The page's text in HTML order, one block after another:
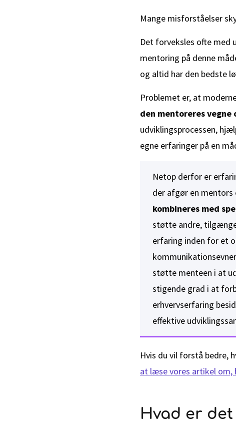
Mange misforståelser
Det forveksles ofte med
mentoring på denne
og altid har den bedste
Problemet er, at
den mentoreres
udviklingsprocessen,
egne erfaringer på en
Netop derfor er
der afgør en
kombineres med
støtte andre,
erfaring inden for et
støtte menteen i at
stigende grad i at
erhvervserfaring
effektive
Hvis du vil forstå bedre,
at læse vores artikel om,
Hvad er